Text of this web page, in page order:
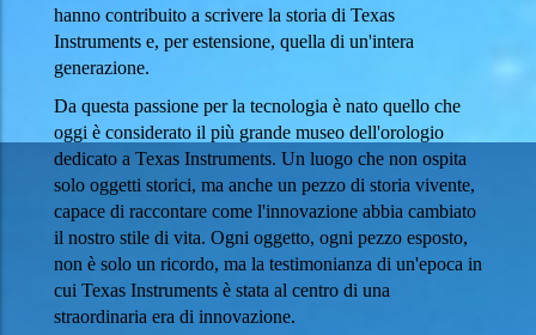
hanno contribuito a scrivere la storia di Texas
Instruments e, per estensione, quella di un'intera
generazione.
Da questa passione per la tecnologia è nato quello che
oggi è considerato il più grande museo dell'orologio
dedicato a Texas Instruments. Un luogo che non ospita
solo oggetti storici, ma anche un pezzo di storia vivente,
capace di raccontare come l'innovazione abbia cambiato
il nostro stile di vita. Ogni oggetto, ogni pezzo esposto,
non è solo un ricordo, ma la testimonianza di un'epoca in
cui Texas Instruments è stata al centro di una
straordinaria era di innovazione.